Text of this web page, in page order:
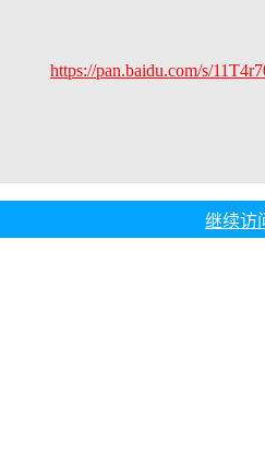
https://pan.baidu.com/s/
继续访